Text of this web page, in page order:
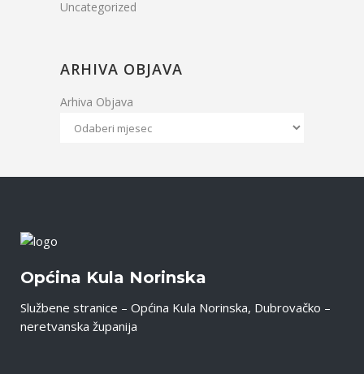
Uncategorized
ARHIVA OBJAVA
Arhiva Objava
Općina Kula Norinska
Službene stranice – Općina Kula Norinska, Dubrovačko –
neretvanska županija